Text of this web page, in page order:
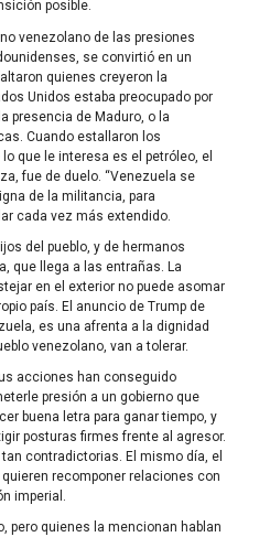
posible.
venezolano de las presiones
se convirtió en un
quienes creyeron la
Unidos estaba preocupado por
presencia de Maduro, o la
Cuando estallaron los
que le interesa es el petróleo, el
fue de duelo. “Venezuela se
de la militancia, para
cada vez más extendido.
del pueblo, y de hermanos
que llega a las entrañas. La
en el exterior no puede asomar
país. El anuncio de Trump de
es una afrenta a la dignidad
venezolano, van a tolerar.
acciones han conseguido
presión a un gobierno que
buena letra para ganar tiempo, y
posturas firmes frente al agresor.
contradictorias. El mismo día, el
recomponer relaciones con
imperial.
pero quienes la mencionan hablan